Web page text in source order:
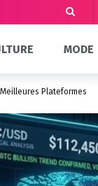
MODE
Plateformes